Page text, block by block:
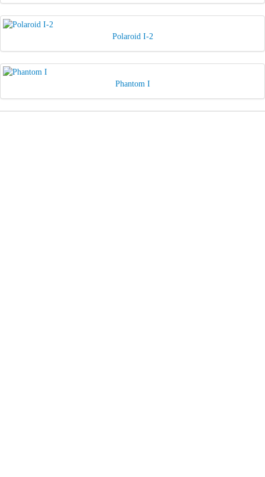
Polaroid I-2
Phantom I